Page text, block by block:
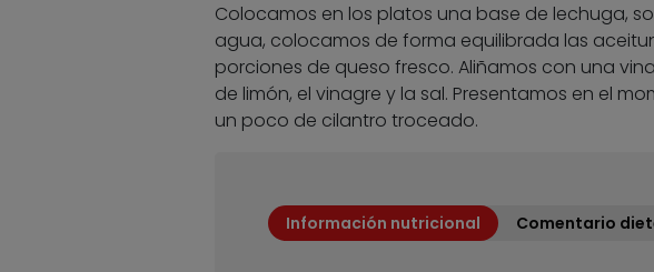
Colocamos en los platos una base de lechuga,
agua, colocamos de forma equilibrada las
porciones de queso fresco. Aliñamos con una
de limón, el vinagre y la sal. Presentamos en el
un poco de cilantro troceado.
Información nutricional Comentario